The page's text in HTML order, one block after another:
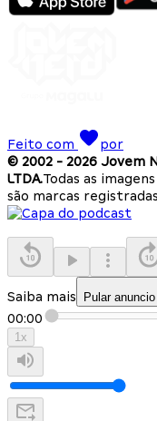
Feito com
por
© 2002 - 2026 Jovem
LTDA.Todas as
são marcas
Saiba mais Pular anuncio
00:00
1x